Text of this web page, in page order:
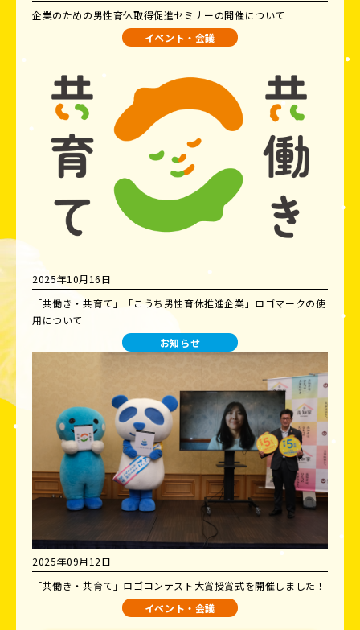
企業のための男性育休取得促進セミナーの開催について
イベント・会議
2025年10月16日
「共働き・共育て」「こうち男性育休推進企業」ロゴマークの使
用について
お知らせ
2025年09月12日
「共働き・共育て」ロゴコンテスト大賞授賞式を開催しました！
イベント・会議